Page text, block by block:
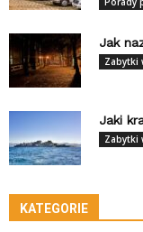
Jak
Zabytki
Jaki
Zabytki
KATEGORIE